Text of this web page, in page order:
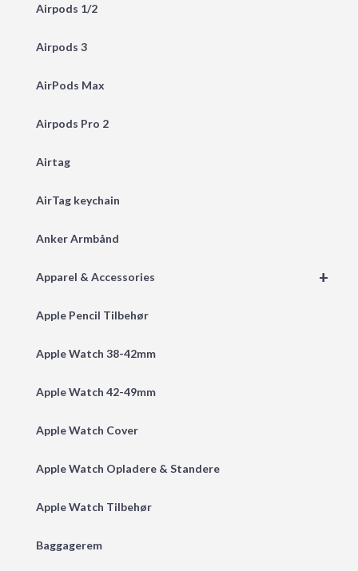
Airpods 1/2
Airpods 3
AirPods Max
Airpods Pro 2
Airtag
AirTag keychain
Anker Armbånd
+
Apparel & Accessories
Apple Pencil Tilbehør
Apple Watch 38-42mm
Apple Watch 42-49mm
Apple Watch Cover
Apple Watch Opladere & Standere
Apple Watch Tilbehør
Baggagerem